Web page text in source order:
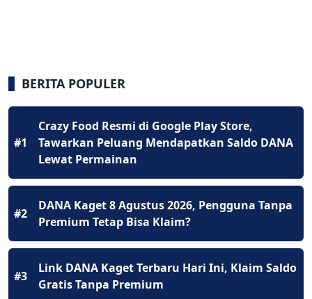
BERITA POPULER
#1
Crazy Food Resmi di Google Play Store,
Tawarkan Peluang Mendapatkan Saldo DANA
Lewat Permainan
#2
DANA Kaget 8 Agustus 2026, Pengguna Tanpa
Premium Tetap Bisa Klaim?
#3
Link DANA Kaget Terbaru Hari Ini, Klaim Saldo
Gratis Tanpa Premium